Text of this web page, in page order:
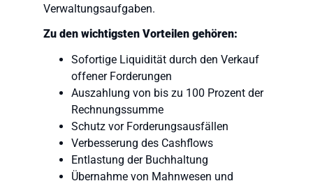
Verwaltungsaufgaben.
Zu den wichtigsten Vorteilen gehören:
Sofortige Liquidität durch den Verkauf
offener Forderungen
Auszahlung von bis zu 100 Prozent der
Rechnungssumme
Schutz vor Forderungsausfällen
Verbesserung des Cashflows
Entlastung der Buchhaltung
Übernahme von Mahnwesen und